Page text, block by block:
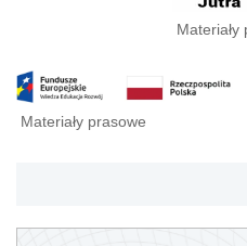
Materiały
Materiały prasowe